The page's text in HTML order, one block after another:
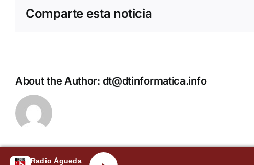
Comparte esta noticia
About the Author: dt@dtinformatica.info
Radio Águeda